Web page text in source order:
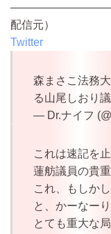
配信元）
Twitter
森まさこ法務
る山尾しおり議
— Dr.ナイフ
これは速記を
蓮舫議員の貴
これ、もしか
と、かーなー
とても重大な